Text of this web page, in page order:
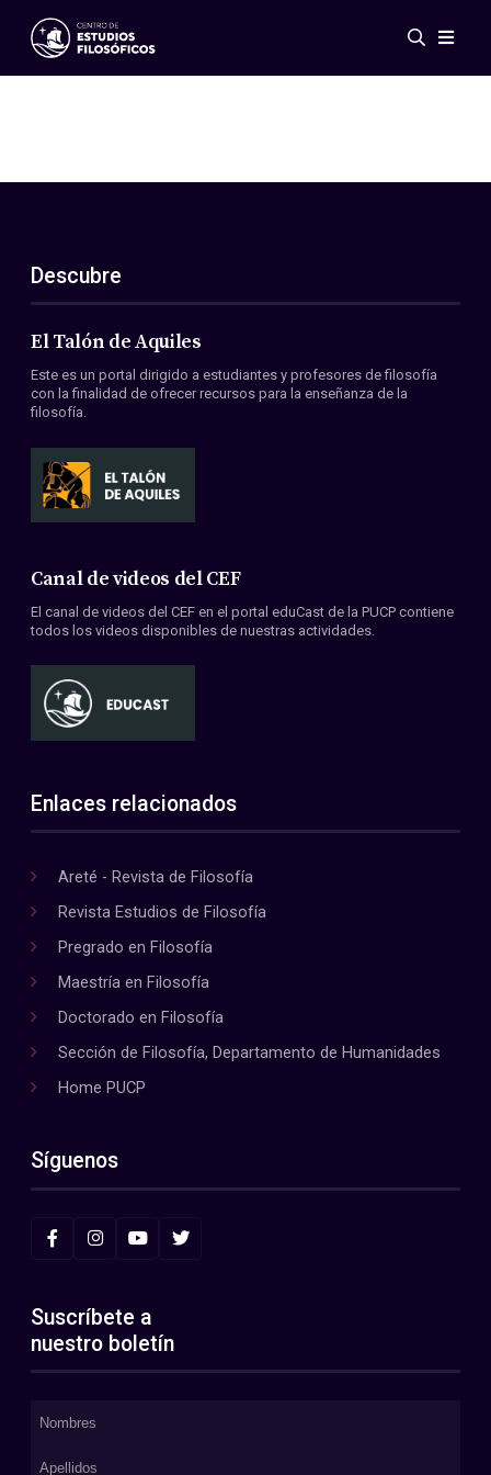
Eventos
ES
EN
Acerca de nosotros
Miembros
Convenios
Descubre
El Talón de Aquiles
Este es un portal dirigido a estudiantes y profesores de filosofía
con la finalidad de ofrecer recursos para la enseñanza de la
filosofía.
Canal de videos del CEF
El canal de videos del CEF en el portal eduCast de la PUCP contiene
todos los videos disponibles de nuestras actividades.
Enlaces relacionados
Areté - Revista de Filosofía
Revista Estudios de Filosofía
Pregrado en Filosofía
Maestría en Filosofía
Doctorado en Filosofía
Sección de Filosofía, Departamento de Humanidades
Home PUCP
Síguenos
Suscríbete a
nuestro boletín